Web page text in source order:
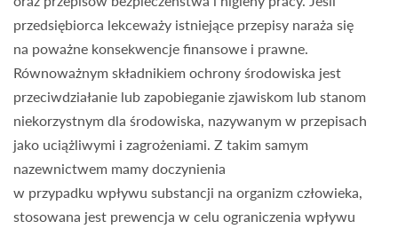
przedsiębiorca lekceważy istniejące przepisy naraża się
na poważne konsekwencje finansowe i prawne.
Równoważnym składnikiem ochrony środowiska jest
przeciwdziałanie lub zapobieganie zjawiskom lub stanom
niekorzystnym dla środowiska, nazywanym w przepisach
jako uciążliwymi i zagrożeniami. Z takim samym
nazewnictwem mamy doczynienia
w przypadku wpływu substancji na organizm człowieka,
stosowana jest prewencja w celu ograniczenia wpływu